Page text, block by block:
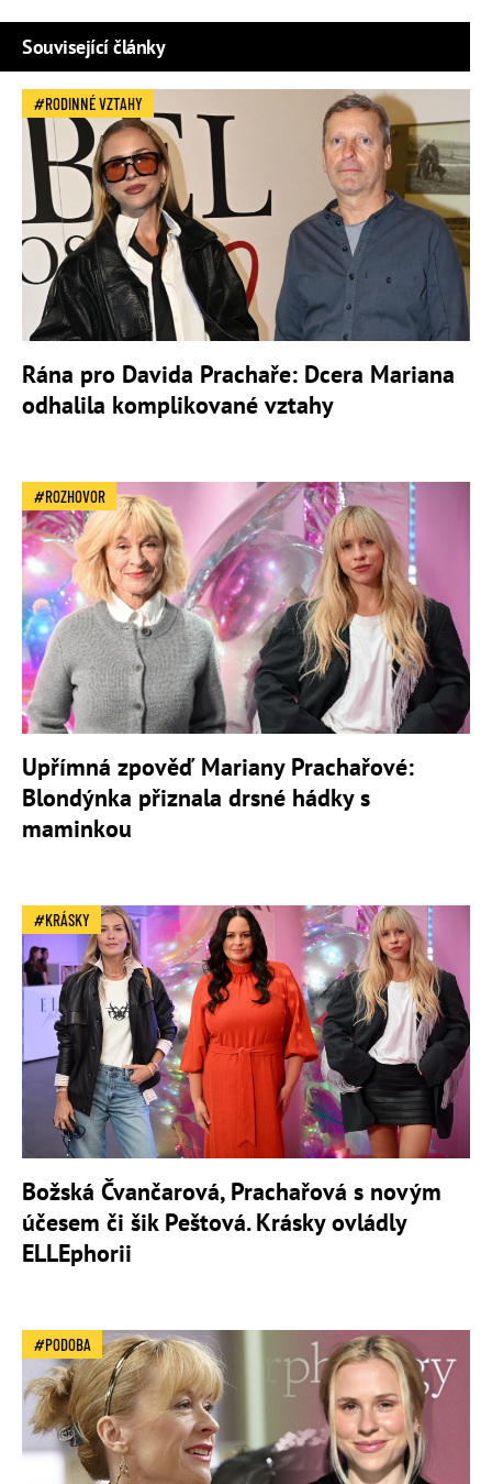
Související články
RODINNÉ VZTAHY
Rána pro Davida Prachaře: Dcera Mariana
odhalila komplikované vztahy
ROZHOVOR
Upřímná zpověď Mariany Prachařové:
Blondýnka přiznala drsné hádky s
maminkou
KRÁSKY
Božská Čvančarová, Prachařová s novým
účesem či šik Peštová. Krásky ovládly
ELLEphorii
PODOBA